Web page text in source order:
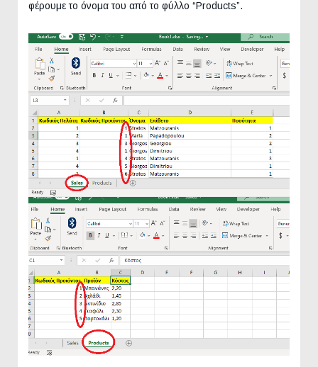
φέρουμε το όνομα του από το φύλλο “Products”.